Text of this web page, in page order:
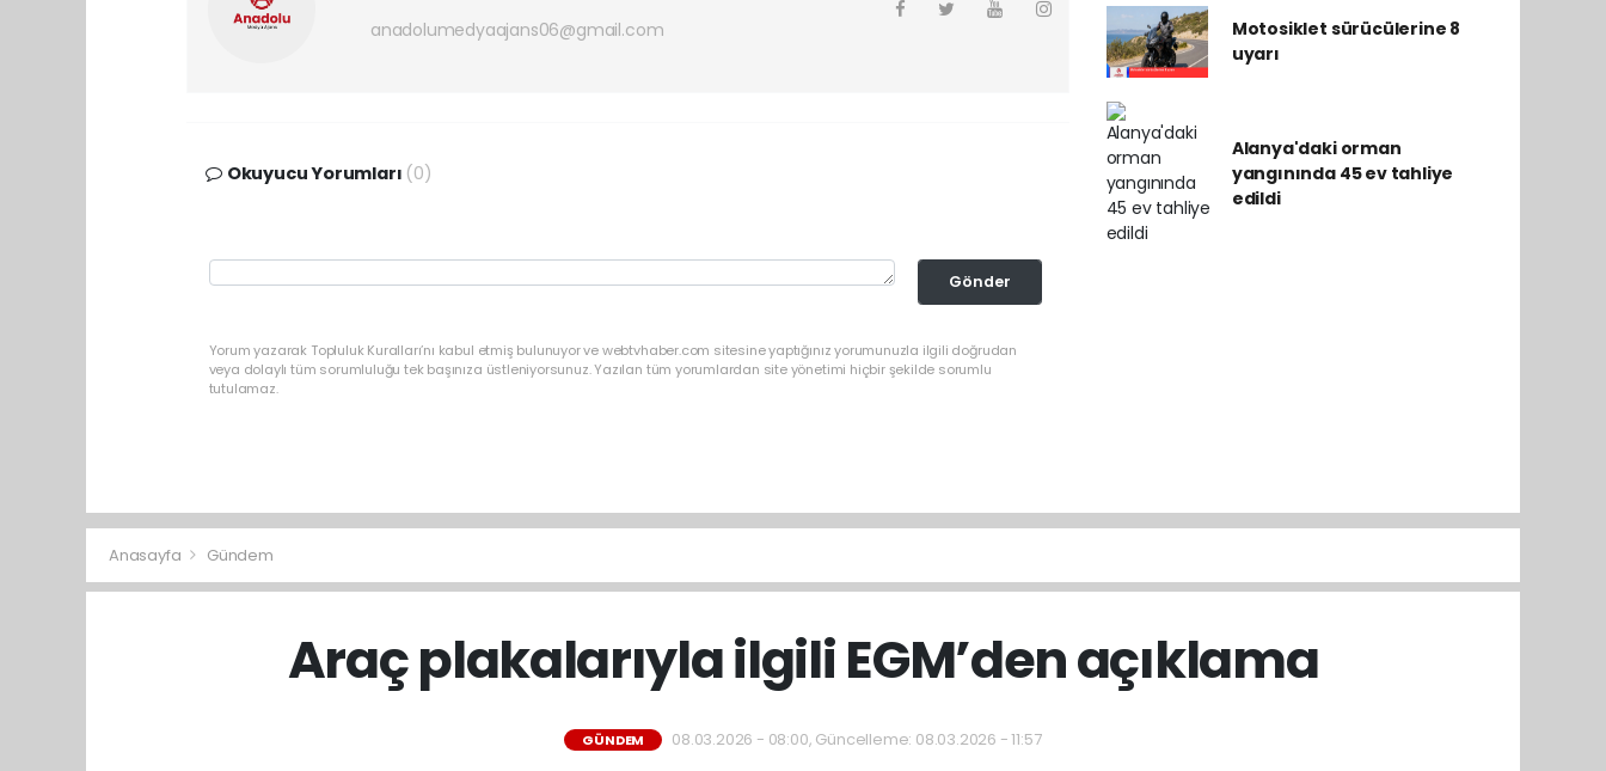
anadolumedyaajans06@gmail.com
Okuyucu Yorumları (0)
Gönder
Yorum yazarak Topluluk Kuralları’nı kabul etmiş bulunuyor ve webtvhaber.com sitesine yaptığınız yorumunuzla ilgili doğrudan
veya dolaylı tüm sorumluluğu tek başınıza üstleniyorsunuz. Yazılan tüm yorumlardan site yönetimi hiçbir şekilde sorumlu
tutulamaz.
Motosiklet sürücülerine 8
uyarı
Alanya'daki orman
yangınında 45 ev tahliye
edildi
Anasayfa Gündem
Araç plakalarıyla ilgili EGM’den açıklama
GÜNDEM 08.03.2026 - 08:00, Güncelleme: 08.03.2026 - 11:57